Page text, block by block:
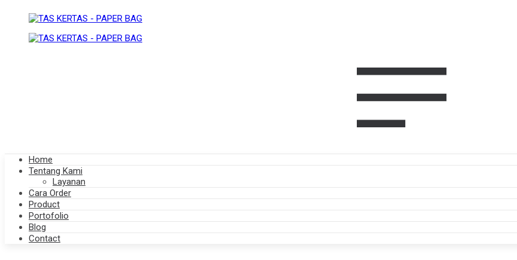
Home
Tentang Kami
Layanan
Cara Order
Product
Portofolio
Blog
Contact